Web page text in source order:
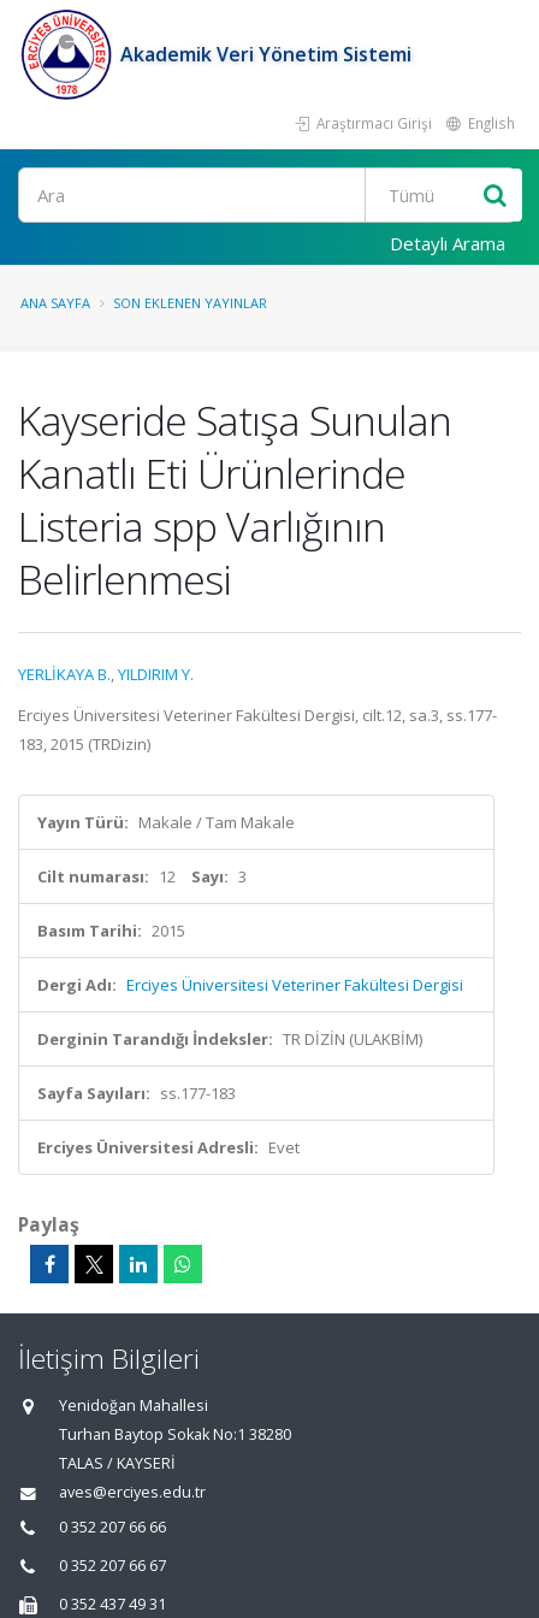
Akademik Veri Yönetim Sistemi
Araştırmacı Girişi English
Ara
Detaylı Arama
ANA SAYFA SON EKLENEN YAYINLAR
Kayseride Satışa Sunulan
Kanatlı Eti Ürünlerinde
Listeria spp Varlığının
Belirlenmesi
YERLİKAYA B.,YILDIRIM Y.
Erciyes Üniversitesi Veteriner Fakültesi Dergisi, cilt.12, sa.3, ss.177-
183, 2015 (TRDizin)
Yayın Türü: Makale / Tam Makale
Cilt numarası: 12 Sayı: 3
Basım Tarihi: 2015
Dergi Adı: Erciyes Üniversitesi Veteriner Fakültesi Dergisi
Derginin Tarandığı İndeksler: TR DİZİN (ULAKBİM)
Sayfa Sayıları: ss.177-183
Erciyes Üniversitesi Adresli: Evet
Paylaş
İletişim Bilgileri
Yenidoğan Mahallesi
Turhan Baytop Sokak No:1 38280
TALAS / KAYSERİ
aves@erciyes.edu.tr
0 352 207 66 66
0 352 207 66 67
0 352 437 49 31